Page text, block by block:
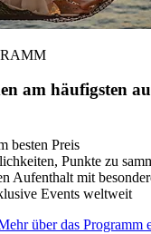
am häufigsten
besten Preis
Punkte zu
Aufenthalt mit
Events weltweit
über das Programm